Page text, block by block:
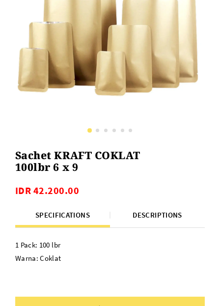
Sachet KRAFT COKLAT
100lbr 6 x 9
IDR 42.200.00
SPECIFICATIONS DESCRIPTIONS
1 Pack: 100 lbr
Warna: Coklat